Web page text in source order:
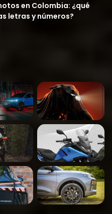
en Colombia: ¿qué
letras y números?